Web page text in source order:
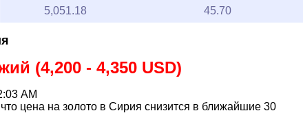
5,051.18 45.70
(4,200 - 4,350 USD)
AM
цена на золото в Сирия снизится в ближайшие 30